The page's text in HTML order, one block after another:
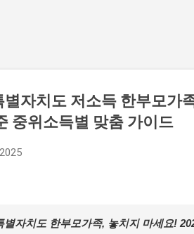
별자치도 저소득 한부모가
중위소득별 맞춤 가이드
별자치도 한부모가족, 놓치지 마세요!